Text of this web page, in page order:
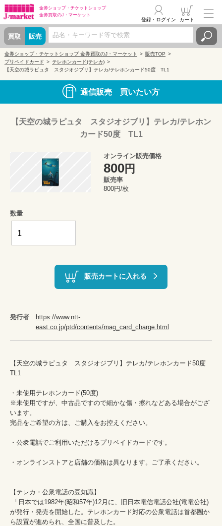
金券ショップ・ チケットショップ
金券買取のJ・マーケット
買取 販売
登録・ログイン カート
金券ショップ・チケットショップ 金券買取のJ・マーケット
販売TOP
プリペイドカード
テレホンカード(テレカ)
【天空の城ラピュタ スタジオジブリ】テレカ/テレホンカード50度 TL1
通信販売 買いたい方
【天空の城ラピュタ スタジオジブリ】テレカ/テレホン
カード50度 TL1
オンライン販売価格
800円
販売率
800円/枚
数量
販売カートに入れる
発行者
https://www.ntt-
east.co.jp/ptd/contents/mag_card_charge.html
【天空の城ラピュタ　スタジオジブリ】テレカ/テレホンカード50度
TL1
・未使用テレホンカード(50度)
※未使用ですが、中古品ですので細かな傷・擦れなどある場合がござ
います。
完品をご希望の方は、ご購入をお控えください。
・公衆電話でご利用いただけるプリペイドカードです。
・オンラインストアと店舗の価格は異なります。ご了承ください。
【テレカ・公衆電話の豆知識】
が発行・発売を開始した。テレホンカード対応の公衆電話は首都圏か
ら設置が進められ、全国に普及した。